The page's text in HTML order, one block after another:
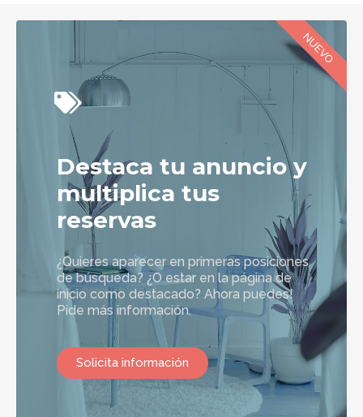
Destaca tu anuncio y
multiplica tus
reservas
¿Quieres aparecer en primeras posiciones
de búsqueda? ¿O estar en la página de
inicio como destacado? Ahora puedes!
Pide más información.
Solicita información
NUEVO